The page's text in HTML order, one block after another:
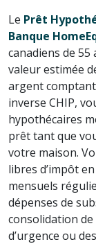
Le Prêt
Banque
canadiens de 55
valeur estimée
argent
inverse CHIP,
hypothécaires
prêt tant que
votre maison.
libres d’impôt
mensuels
dépenses de
consolidation
d’urgence ou